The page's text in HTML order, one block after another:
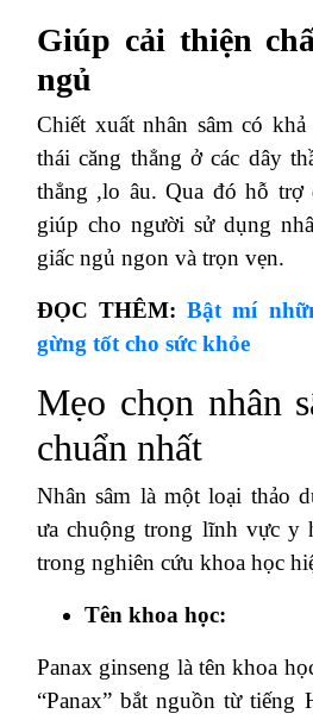
Giúp cải thiện
ngủ
Chiết xuất nhân sâm có
thái căng thẳng ở các dây
thẳng ,lo âu. Qua đó hỗ
giúp cho người sử dụng
giấc ngủ ngon và trọn vẹn.
ĐỌC THÊM:Bật mí
gừng tốt cho sức khỏe
Mẹo chọn nhân
chuẩn nhất
Nhân sâm là một loại thảo
ưa chuộng trong lĩnh vực y
trong nghiên cứu khoa học
Tên khoa học:
Panax ginseng là tên khoa
“Panax” bắt nguồn từ tiếng